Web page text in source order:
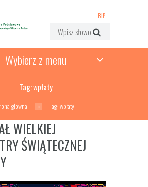
BIP
Wybierz z menu
Tag: wpłaty
główna Tag: wpłaty
WIELKIEJ
ŚWIĄTECZNEJ